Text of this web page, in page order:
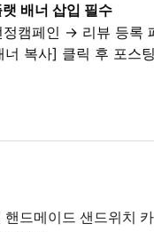
배너 삽입 필수
캠페인 → 리뷰 등록
복사] 클릭 후 포스
드메이드 샌드위치